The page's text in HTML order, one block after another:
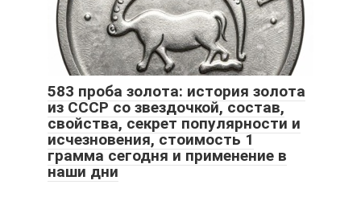
583 проба золота: история золота
из СССР со звездочкой, состав,
свойства, секрет популярности и
исчезновения, стоимость 1
грамма сегодня и применение в
наши дни